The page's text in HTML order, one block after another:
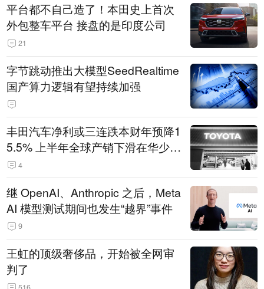
平台都不自己造了！本田史上首次
外包整车平台 接盘的是印度公司
21
字节跳动推出大模型SeedRealtime
国产算力逻辑有望持续加强
丰田汽车净利或三连跌本财年预降1
5.5% 上半年全球产销下滑在华少卖
14.3万辆
4
继 OpenAI、Anthropic 之后，Meta
AI 模型测试期间也发生“越界”事件
9
王虹的顶级奢侈品，开始被全网审
判了